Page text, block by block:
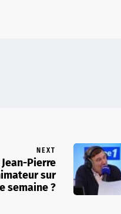
NEXT
Pierre
sur
semaine ?